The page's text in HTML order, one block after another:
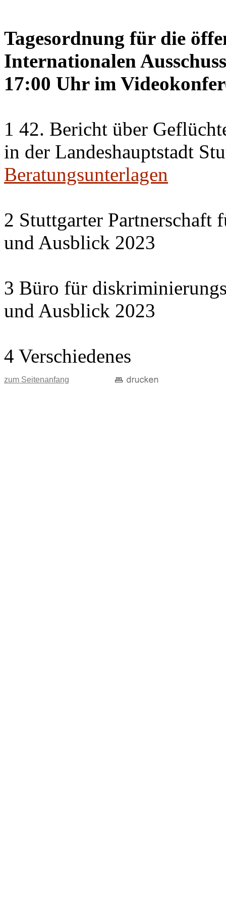
Tagesordnung für die
Internationalen
17:00 Uhr im
1 42. Bericht über
in der Landeshauptstadt
Beratungsunterlagen
2 Stuttgarter Partnerschaft
und Ausblick 2023
3 Büro für
und Ausblick 2023
4 Verschiedenes
zum Seitenanfang